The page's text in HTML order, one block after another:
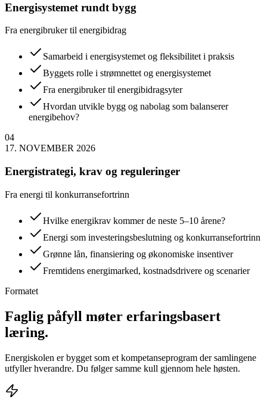
Energisystemet rundt bygg
Fra energibruker til energibidrag
Samarbeid i energisystemet og fleksibilitet i praksis
Byggets rolle i strømnettet og energisystemet
Fra energibruker til energibidragsyter
Hvordan utvikle bygg og nabolag som balanserer
energibehov?
04
17. NOVEMBER 2026
Energistrategi, krav og reguleringer
Fra energi til konkurransefortrinn
Hvilke energikrav kommer de neste 5–10 årene?
Energi som investeringsbeslutning og konkurransefortrinn
Grønne lån, finansiering og økonomiske insentiver
Fremtidens energimarked, kostnadsdrivere og scenarier
Formatet
Faglig påfyll møter erfaringsbasert
læring.
Energiskolen er bygget som et kompetanseprogram der samlingene
utfyller hverandre. Du følger samme kull gjennom hele høsten.